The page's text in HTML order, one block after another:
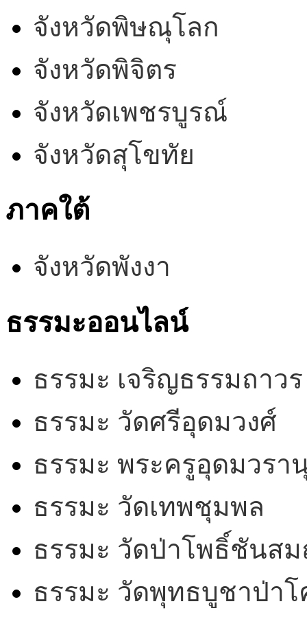
จังหวัดพิษณุโลก
จังหวัดพิจิตร
จังหวัดเพชรบูรณ์
จังหวัดสุโขทัย
ภาคใต้
จังหวัดพังงา
ธรรมะออนไลน์
ธรรมะ เจริญธรรมถาวร
ธรรมะ วัดศรีอุดมวงศ์
ธรรมะ พระครูอุดมวรา
ธรรมะ วัดเทพชุมพล
ธรรมะ วัดป่าโพธิ์ชันส
ธรรมะ วัดพุทธบูชาป่า